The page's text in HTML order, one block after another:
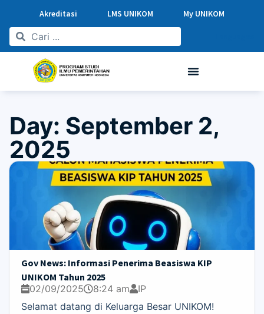
Akreditasi LMS UNIKOM My UNIKOM
Day: September 2,
2025
Gov News: Informasi Penerima Beasiswa KIP
UNIKOM Tahun 2025
02/09/2025
8:24 am
IP
Selamat datang di Keluarga Besar UNIKOM!